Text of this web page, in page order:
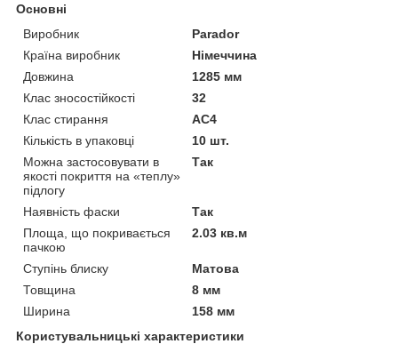
Основні
Виробник
Parador
Країна виробник
Німеччина
Довжина
1285 мм
Клас зносостійкості
32
Клас стирання
АС4
Кількість в упаковці
10 шт.
Можна застосовувати в
якості покриття на «теплу»
підлогу
Так
Наявність фаски
Так
Площа, що покривається
пачкою
2.03 кв.м
Ступінь блиску
Матова
Товщина
8 мм
Ширина
158 мм
Користувальницькі характеристики